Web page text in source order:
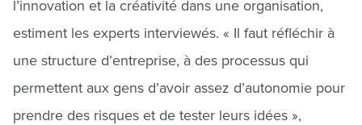
l’innovation et la créativité dans une organisation,
estiment les experts interviewés. « Il faut réfléchir à
une structure d’entreprise, à des processus qui
permettent aux gens d’avoir assez d’autonomie pour
prendre des risques et de tester leurs idées »,